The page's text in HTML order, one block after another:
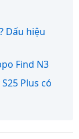
Dấu hiệu
Find N3
Plus có